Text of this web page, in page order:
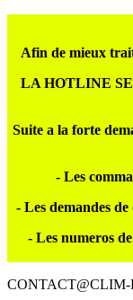
Afin de mieux
LA HOTLINE
Suite a la forte
- Les
- Les demandes
- Les numeros